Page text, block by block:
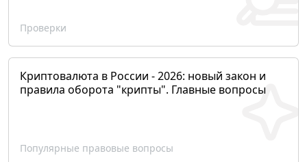
Проверки
Криптовалюта в России - 2026: новый закон и
правила оборота "крипты". Главные вопросы
Популярные правовые вопросы